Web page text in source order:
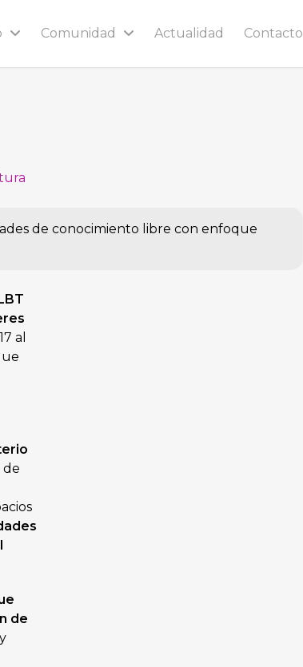
Comunidad Actualidad Contacto
de conocimiento libre con enfoque
al
de
de